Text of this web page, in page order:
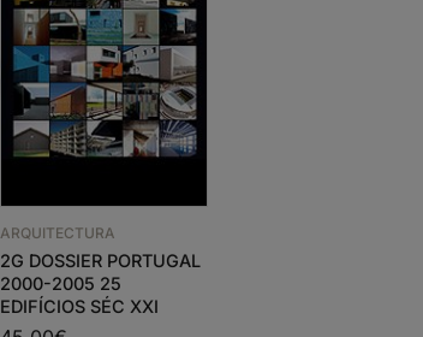
ARQUITECTURA
2G DOSSIER PORTUGAL
2000-2005 25
EDIFÍCIOS SÉC XXI